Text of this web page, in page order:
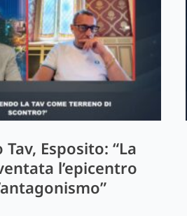
Esposito: “La
l’epicentro